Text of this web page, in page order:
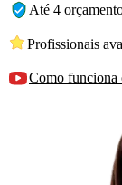
Até 4
Profissionais
Como funciona